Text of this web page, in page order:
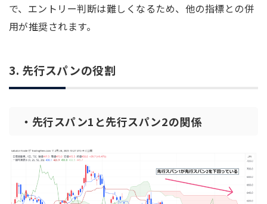
で、エントリー判断は難しくなるため、他の指標との併
用が推奨されます。
3. 先行スパンの役割
・先行スパン1と先行スパン2の関係